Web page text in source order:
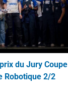
du Jury Coupe
Robotique 2/2